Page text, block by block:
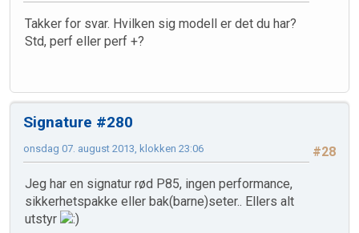
Takker for svar. Hvilken sig modell er det du har?
Std, perf eller perf +?
Signature #280
#28
onsdag 07. august 2013, klokken 23:06
Jeg har en signatur rød P85, ingen performance,
sikkerhetspakke eller bak(barne)seter.. Ellers alt
utstyr